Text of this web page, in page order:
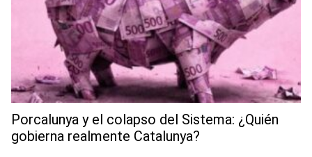
Porcalunya y el colapso del Sistema: ¿Quién
gobierna realmente Catalunya?